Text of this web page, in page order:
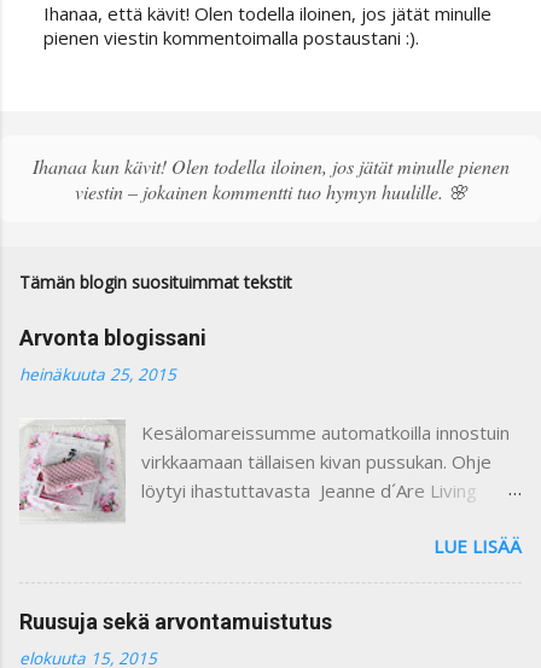
L
ä
e
t
t
i
Ihanaa, että kävit! Olen todella iloinen, jos jätät minulle
pienen viestin kommentoimalla postaustani :).
Ihanaa kun kävit! Olen todella iloinen, jos jätät minulle pienen
viestin – jokainen kommentti tuo hymyn huulille. 🌸
Tämän blogin suosituimmat tekstit
Arvonta blogissani
heinäkuuta 25, 2015
Kesälomareissumme automatkoilla innostuin
virkkaamaan tällaisen kivan pussukan. Ohje
löytyi ihastuttavasta Jeanne d´Are Living
lehtien sisustusjutut ovat todella ihastuttavia
ja niin kauniita. Lehdistä löytyy niin paljon
kaikkea mitä voi itse tehdä ja mielikuvitusta
käyttäen keksiä oman kodin kaunistukseksi.
LUE LISÄÄ
Ruusuja sekä arvontamuistutus
elokuuta 15, 2015